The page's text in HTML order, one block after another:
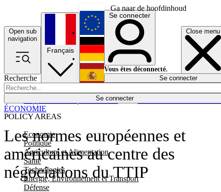
Ga naar de hoofdinhoud
Open sub
navigation
Close menu
Recherche
Se connecter
POLICY AREAS
Economie
Politique
Agriculture et Alimentation
Santé
Technologies
Energie, Environnement et Transport
Défense
Économie
Français
English
Deutsch
Español
Se connecter
Vous êtes déconnecté.
Se connecter
Les normes européennes et
américaines au centre des
négociations du TTIP
ÉCONOMIE